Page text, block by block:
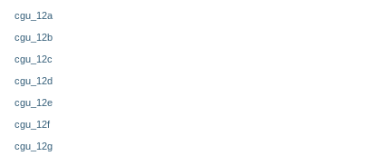
cgu_12a
cgu_12b
cgu_12c
cgu_12d
cgu_12e
cgu_12f
cgu_12g